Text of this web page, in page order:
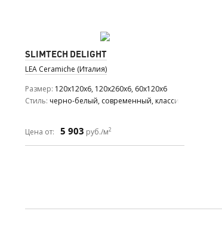
SLIMTECH DELIGHT
LEA Ceramiche (Италия)
Размер 120x120x6, 120x260x6, 60x120x6
Стиль черно-белый, современный, классический
Цена от: 5 903 руб./м2